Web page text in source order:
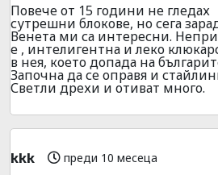
Повече от 15 години не гледах
сутрешни блокове, но сега
Венета ми са интересни.
е , интелигентна и леко
в нея, което допада на
Започна да се оправя и
Светли дрехи и отиват много.
kkk преди 10 месеца